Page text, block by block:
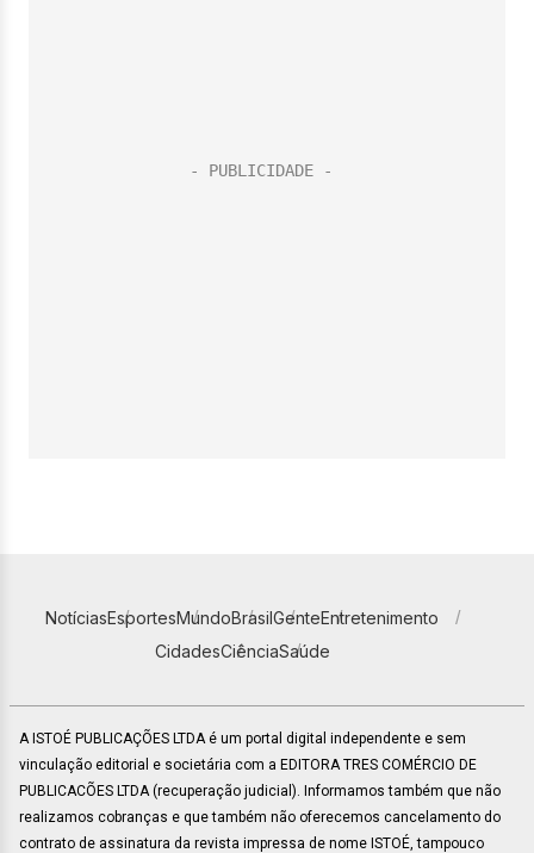
NotíciasEsportesMundoBrasilGenteEntretenimento
CidadesCiênciaSaúde
A ISTOÉ PUBLICAÇÕES LTDA é um portal digital independente e sem
vinculação editorial e societária com a EDITORA TRES COMÉRCIO DE
PUBLICACÕES LTDA (recuperação judicial). Informamos também que não
realizamos cobranças e que também não oferecemos cancelamento do
contrato de assinatura da revista impressa de nome ISTOÉ, tampouco